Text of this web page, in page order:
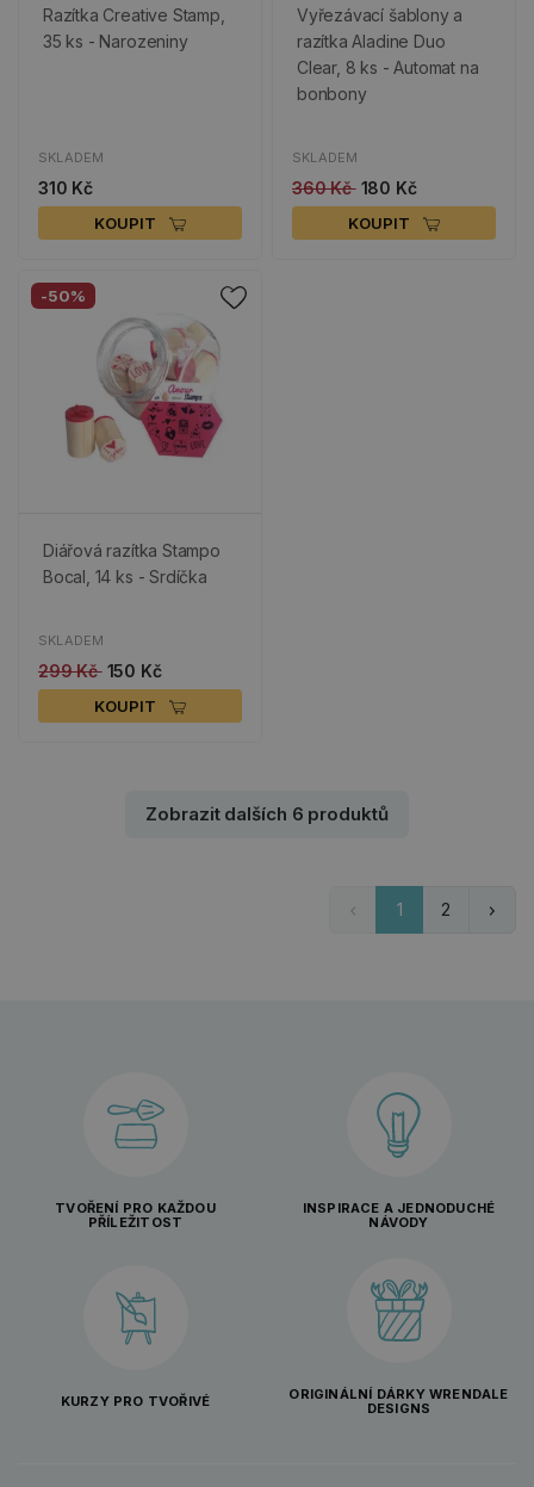
Razítka Creative Stamp,
35 ks - Narozeniny
SKLADEM
310 Kč
KOUPIT
Vyřezávací šablony a
razítka Aladine Duo
Clear, 8 ks - Automat na
bonbony
SKLADEM
360 Kč 180 Kč
KOUPIT
-50%
Diářová razítka Stampo
Bocal, 14 ks - Srdíčka
SKLADEM
299 Kč 150 Kč
KOUPIT
Zobrazit dalších 6 produktů
1 2
TVOŘENÍ PRO KAŽDOU
PŘÍLEŽITOST
INSPIRACE A JEDNODUCHÉ
NÁVODY
KURZY PRO TVOŘIVÉ
ORIGINÁLNÍ DÁRKY WRENDALE
DESIGNS